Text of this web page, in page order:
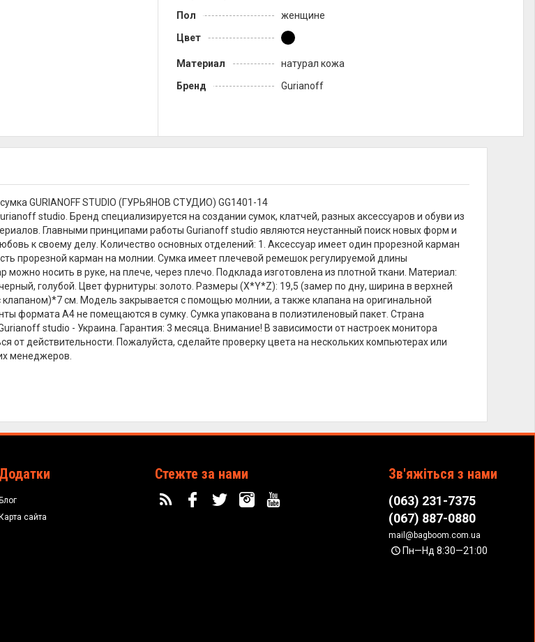
Пол
женщине
Цвет
Материал
натурал кожа
Бренд
Gurianoff
GURIANOFF STUDIO (ГУРЬЯНОВ СТУДИО) GG1401-14
studio. Бренд специализируется на создании сумок, клатчей, разных аксессуаров и обуви из
Главными принципами работы Gurianoff studio являются неустанный поиск новых форм и
к своему делу. Количество основных отделений: 1. Аксессуар имеет один прорезной карман
прорезной карман на молнии. Сумка имеет плечевой ремешок регулируемой длины
можно носить в руке, на плече, через плечо. Подклада изготовлена из плотной ткани. Материал:
голубой. Цвет фурнитуры: золото. Размеры (X*Y*Z): 19,5 (замер по дну, ширина в верхней
клапаном)*7 см. Модель закрывается с помощью молнии, а также клапана на оригинальной
формата А4 не помещаются в сумку. Сумка упакована в полиэтиленовый пакет. Страна
studio - Украина. Гарантия: 3 месяца. Внимание! В зависимости от настроек монитора
от действительности. Пожалуйста, сделайте проверку цвета на нескольких компьютерах или
менеджеров.
Додатки
Блог
Карта сайта
Стежте за нами Зв'яжіться з нами
(063) 231-7375
(067) 887-0880
mail@bagboom.com.ua
Пн—Нд 8:30—21:00